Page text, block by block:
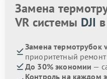
Замена
VR системы DJI
Замена термотрубок
приоритетный ремонт
До 30% экономии —
Контроль на каждом